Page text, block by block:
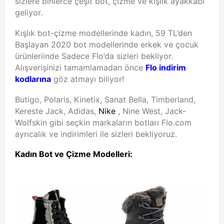
geliyor.
Kışlık bot-çizme modellerinde kadın, 59 TL’den
Başlayan 2020 bot modellerinde erkek ve çocuk
ürünleriinde Sadece Flo’da sizleri bekliyor.
Alışverişinizi tamamlamadan önce Flo indirim
kodlarına göz atmayı biliyor!
Butigo, Polaris, Kinetix, Sanat Bella, Timberland,
Kereste Jack, Adidas, Nike , Nine West, Jack-
Wolfskin gibi seçkin markaların botları Flo.com
ayrıcalık ve indirimleri ile sizleri bekliyoruz.
Kadın Bot ve Çizme Modelleri: